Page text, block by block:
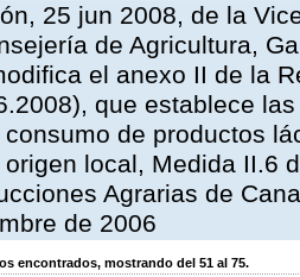
25 jun 2008, de la
de Agricultura,
el anexo II de la
que establece
de productos
local, Medida II.6
Agrarias de
de 2006
encontrados, mostrando del 51 al 75.